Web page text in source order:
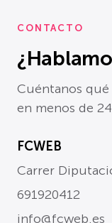
CONTACTO
Cuéntanos
en menos de
FCWEB
Carrer
691920412
info@fcweb.es